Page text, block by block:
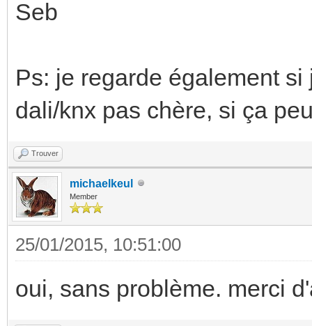
Seb
Ps: je regarde également
dali/knx pas chère, si ça
Trouver
michaelkeul
Member
25/01/2015, 10:51:00
oui, sans problème. merci